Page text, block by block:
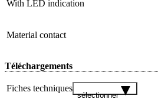
With LED indication
Material contact
Téléchargements
Fiches techniques
sélectionner